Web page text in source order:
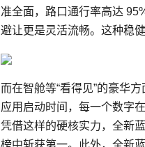
准全面，路口通行率高达
避让更是灵活流畅。这种稳
而在智舱等“看得见”的豪华
应用启动时间，每一个数字
凭借这样的硬核实力，全新